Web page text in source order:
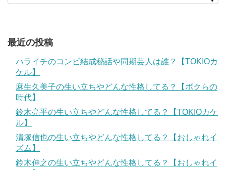
最近の投稿
ハライチのコンビ結成秘話や同期芸人は誰？【TOKIOカ
ケル】
麻生久美子の生い立ちやどんな性格してる？【ボクらの
時代】
鈴木亮平の生い立ちやどんな性格してる？【TOKIOカケ
ル】
清塚信也の生い立ちやどんな性格してる？【おしゃれイ
ズム】
鈴木伸之の生い立ちやどんな性格してる？【おしゃれイ